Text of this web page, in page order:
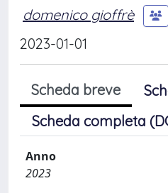
domenico gioffrè
2023-01-01
Scheda breve
Scheda completa
Anno
2023